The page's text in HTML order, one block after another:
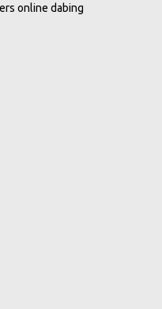
online dabing